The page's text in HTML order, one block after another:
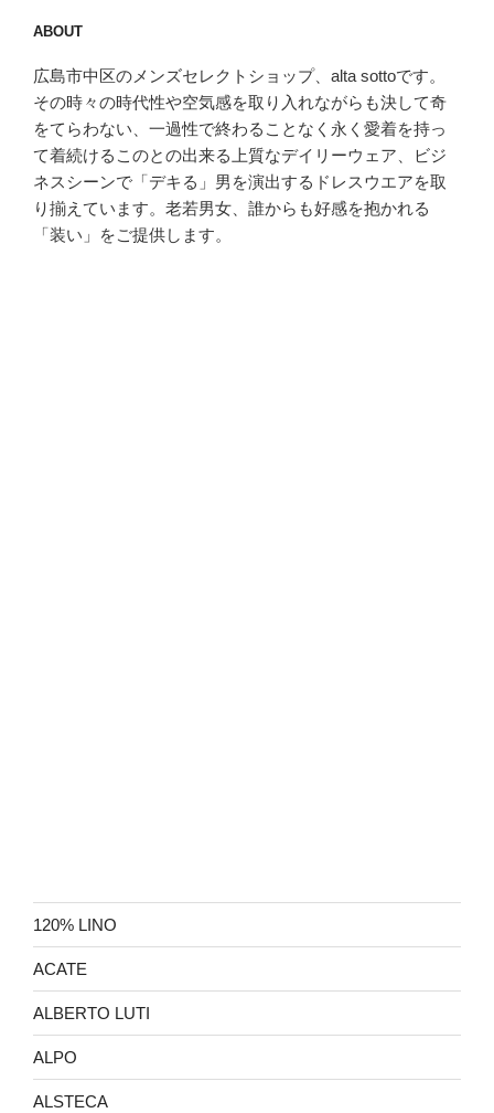
ABOUT
広島市中区のメンズセレクトショップ、alta sottoです。
その時々の時代性や空気感を取り入れながらも決して奇
をてらわない、一過性で終わることなく永く愛着を持っ
て着続けるこのとの出来る上質なデイリーウェア、ビジ
ネスシーンで「デキる」男を演出するドレスウエアを取
り揃えています。老若男女、誰からも好感を抱かれる
「装い」をご提供します。
120% LINO
ACATE
ALBERTO LUTI
ALPO
ALSTECA